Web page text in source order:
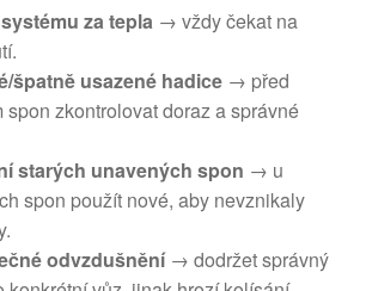
za tepla→ vždy čekat na
špatně usazené hadice→ před
spon zkontrolovat doraz a správné
starých unavených spon → u
spon použít nové, aby nevznikaly
odvzdušnění→ dodržet správný